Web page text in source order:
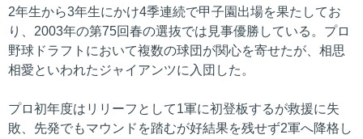
2年生から3年生にかけ4季連続で甲子園出場を果たしてお
り、2003年の第75回春の選抜では見事優勝している。プロ
野球ドラフトにおいて複数の球団が関心を寄せたが、相思
相愛といわれたジャイアンツに入団した。
プロ初年度はリリーフとして1軍に初登板するが救援に失
敗、先発でもマウンドを踏むが好結果を残せず2軍へ降格し